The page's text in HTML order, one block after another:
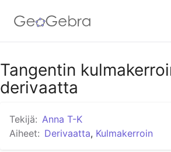
Google Classroom
Tangentin
derivaatta
Tekijä: Anna T-K
Aiheet: Derivaatta, Kulmakerroin